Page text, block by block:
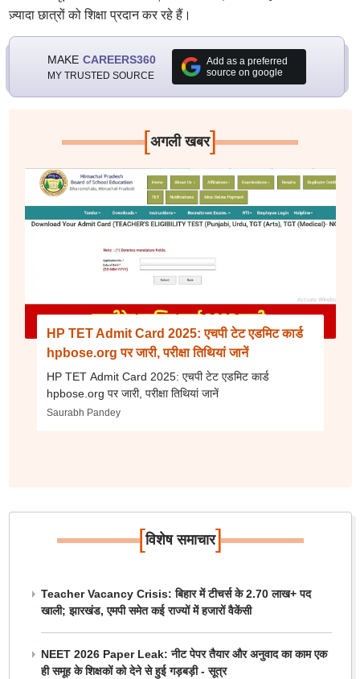
ज़्यादा छात्रों को शिक्षा प्रदान कर रहे हैं।
MAKE CAREERS360
MY TRUSTED SOURCE
Add as a preferred
source on google
[अगली खबर]
HP TET Admit Card 2025: एचपी टेट एडमिट कार्ड
hpbose.org पर जारी, परीक्षा तिथियां जानें
HP TET Admit Card 2025: एचपी टेट एडमिट कार्ड
hpbose.org पर जारी, परीक्षा तिथियां जानें
Saurabh Pandey
[विशेष समाचार]
Teacher Vacancy Crisis: बिहार में टीचर्स के 2.70 लाख+ पद
खाली; झारखंड, एमपी समेत कई राज्यों में हजारों वैकेंसी
NEET 2026 Paper Leak: नीट पेपर तैयार और अनुवाद का काम एक
ही समूह के शिक्षकों को देने से हुई गड़बड़ी - सूत्र